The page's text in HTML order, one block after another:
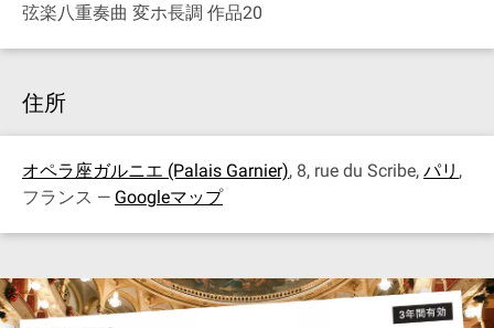
弦楽八重奏曲 変ホ長調 作品20
住所
オペラ座ガルニエ (Palais Garnier), 8, rue du Scribe, パリ ,
フランス — Googleマップ